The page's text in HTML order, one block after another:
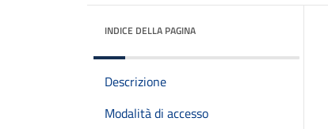
INDICE DELLA PAGINA
Descrizione
Modalità di accesso